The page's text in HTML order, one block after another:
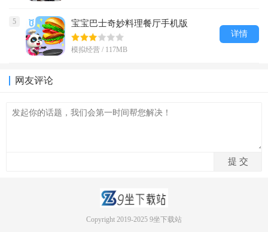
5 宝宝巴士奇妙料理餐厅手机版
模拟经营 / 117MB
详情
网友评论
Copyright 2019-2025 9坐下载站